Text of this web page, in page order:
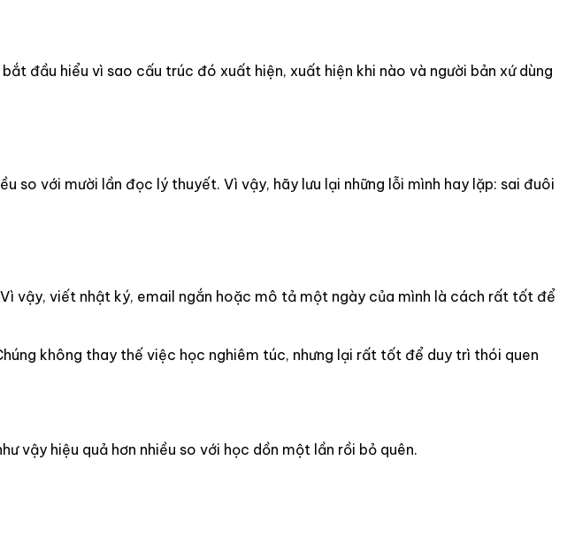
đầu hiểu vì sao cấu trúc đó xuất hiện, xuất hiện khi nào và người bản xứ dùng
so với mười lần đọc lý thuyết. Vì vậy, hãy lưu lại những lỗi mình hay lặp: sai đuôi
vậy, viết nhật ký, email ngắn hoặc mô tả một ngày của mình là cách rất tốt để
không thay thế việc học nghiêm túc, nhưng lại rất tốt để duy trì thói quen
vậy hiệu quả hơn nhiều so với học dồn một lần rồi bỏ quên.